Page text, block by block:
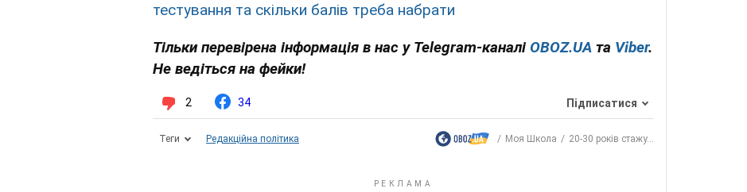
тестування та скільки балів треба набрати
Тільки перевірена інформація в нас у Telegram-каналі OBOZ.UA та Viber.
Не ведіться на фейки!
2 34 Підписатися
Теги Редакційна політика Моя Школа 20-30 років стажу...